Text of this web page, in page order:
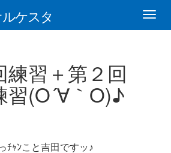
ケスタ
練習＋第２回
習(O´∀｀O)♪
ﾁｬﾝこと吉田ですッ♪